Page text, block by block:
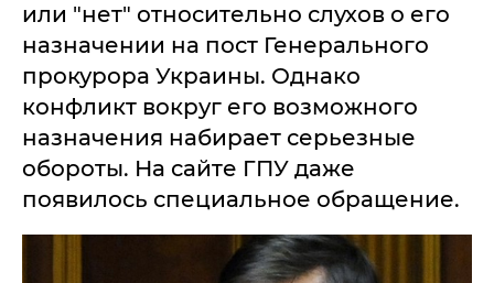
или "нет" относительно слухов о его
назначении на пост Генерального
прокурора Украины. Однако
конфликт вокруг его возможного
назначения набирает серьезные
обороты. На сайте ГПУ даже
появилось специальное обращение.